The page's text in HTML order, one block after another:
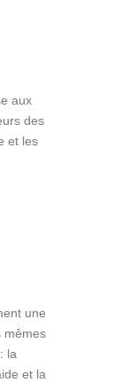
aux
des
et les
une
mêmes
la
et la